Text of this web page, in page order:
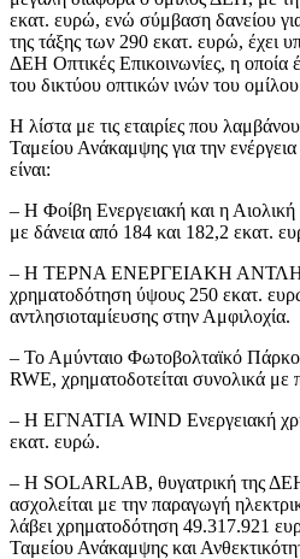
εκατ. ευρώ, ενώ σύμβαση δανείου
της τάξης των 290 εκατ. ευρώ, έχει
ΔΕΗ Οπτικές Επικοινωνίες, η οποία
του δικτύου οπτικών ινών του
Η λίστα με τις εταιρίες που
Ταμείου Ανάκαμψης για την
είναι:
– Η Φοίβη Ενεργειακή και η
με δάνεια από 184 και 182,2 εκατ.
– Η ΤΕΡΝΑ ΕΝΕΡΓΕΙΑΚΗ
χρηματοδότηση ύψους 250 εκατ.
αντλησιοταμίευσης στην Αμφιλοχία.
– Το Αμύνταιο Φωτοβολταϊκό
RWE, χρηματοδοτείται συνολικά
– H ΕΓΝΑΤΙΑ WIND Ενεργειακή
εκατ. ευρώ.
– H SOLARLAB, θυγατρική της
ασχολείται με την παραγωγή
λάβει χρηματοδότηση 49.317.921
Ταμείου Ανάκαμψης και